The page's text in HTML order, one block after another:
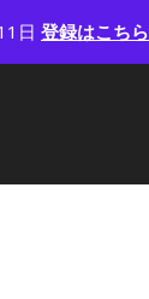
日 登録はこちら